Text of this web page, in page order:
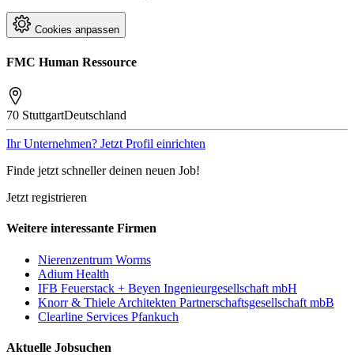
Cookies anpassen
FMC Human Ressource
70 StuttgartDeutschland
Ihr Unternehmen? Jetzt Profil einrichten
Finde jetzt schneller deinen neuen Job!
Jetzt registrieren
Weitere interessante Firmen
Nierenzentrum Worms
Adium Health
IFB Feuerstack + Beyen Ingenieurgesellschaft mbH
Knorr & Thiele Architekten Partnerschaftsgesellschaft mbB
Clearline Services Pfankuch
Aktuelle Jobsuchen